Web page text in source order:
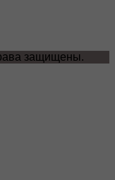
защищены.